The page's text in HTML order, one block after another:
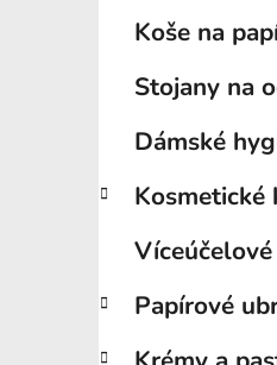
Koše na
Stojany na
Dámské
Kosmetické
Papírové